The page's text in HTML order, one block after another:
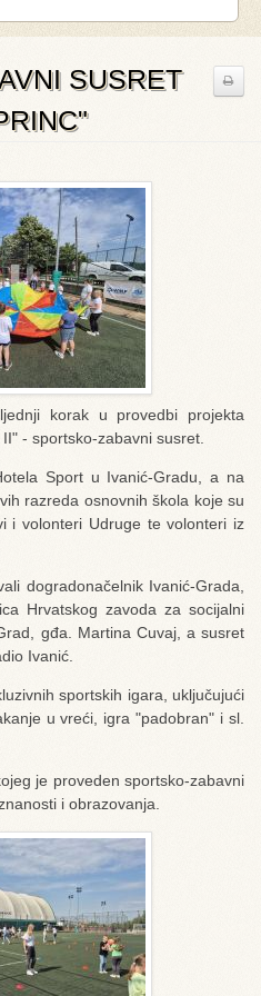
SUSRET
korak u provedbi projekta
- sportsko-zabavni susret.
Sport u Ivanić-Gradu, a na
razreda osnovnih škola koje su
i volonteri Udruge te volonteri iz
dogradonačelnik Ivanić-Grada,
Hrvatskog zavoda za socijalni
gđa. Martina Cuvaj, a susret
Ivanić.
sportskih igara, uključujući
u vreći, igra "padobran" i sl.
je proveden sportsko-zabavni
i obrazovanja.